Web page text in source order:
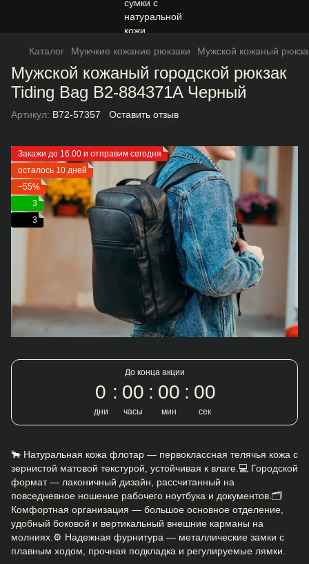
Каталог Мужчкие кожание рюкзаки Мужской кожаный
Мужской кожаный городской рюкзак
Tiding Bag B2-884371A Черный
Артикул: B72-57357 Оставить отзыв
Закажи до 16.00 и отправим сегодня
осталось 10 дней
−55%
3
3
До конца акции
0
дни
00
часы
00
мин
00
сек
🐂 Натуральная кожа флотар — первоклассная телячья кожа с
зернистой матовой текстурой, устойчивая к влаге.💻 Городской
формат — лаконичный дизайн, рассчитанный на
повседневное ношение рабочего ноутбука и документов.🗂
Комфортная организация — большое основное отделение,
удобный боковой и вертикальный внешние карманы на
молниях.⚙️ Надежная фурнитура — металлические замки с
плавным ходом, прочная подкладка и регулируемые лямки.